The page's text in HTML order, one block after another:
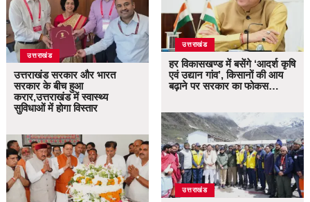
उत्तराखंड
उत्तराखंड सरकार और भारत
सरकार के बीच हुआ
करार,उत्तराखंड में स्वास्थ्य
सुविधाओं में होगा विस्तार
उत्तराखंड
हर विकासखण्ड में बसेंगे ‘आदर्श कृषि
एवं उद्यान गांव’, किसानों की आय
बढ़ाने पर सरकार का फोकस…
उत्तराखंड